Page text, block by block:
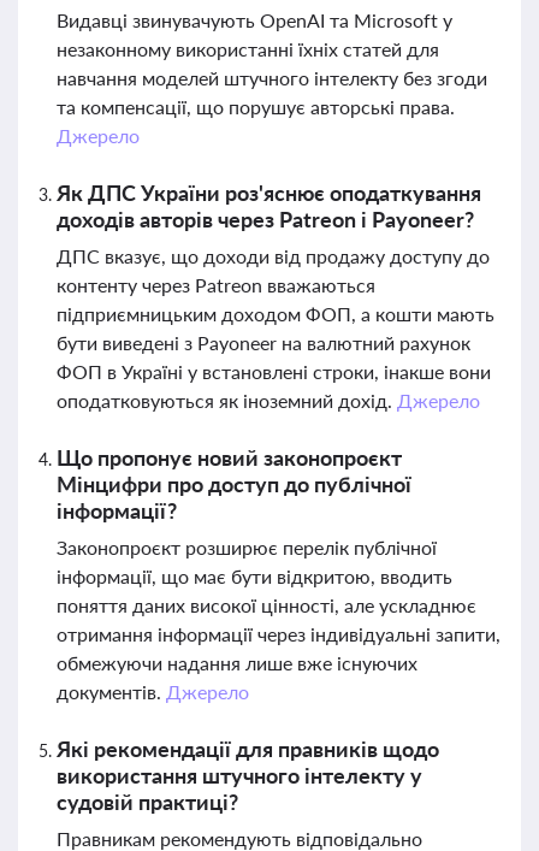
Видавці звинувачують OpenAI та Microsoft у
незаконному використанні їхніх статей для
навчання моделей штучного інтелекту без згоди
та компенсації, що порушує авторські права.
Джерело
Як ДПС України роз'яснює оподаткування
доходів авторів через Patreon і Payoneer?
ДПС вказує, що доходи від продажу доступу до
контенту через Patreon вважаються
підприємницьким доходом ФОП, а кошти мають
бути виведені з Payoneer на валютний рахунок
ФОП в Україні у встановлені строки, інакше вони
оподатковуються як іноземний дохід. Джерело
Що пропонує новий законопроєкт
Мінцифри про доступ до публічної
інформації?
Законопроєкт розширює перелік публічної
інформації, що має бути відкритою, вводить
поняття даних високої цінності, але ускладнює
отримання інформації через індивідуальні запити,
обмежуючи надання лише вже існуючих
документів. Джерело
Які рекомендації для правників щодо
використання штучного інтелекту у
судовій практиці?
Правникам рекомендують відповідально